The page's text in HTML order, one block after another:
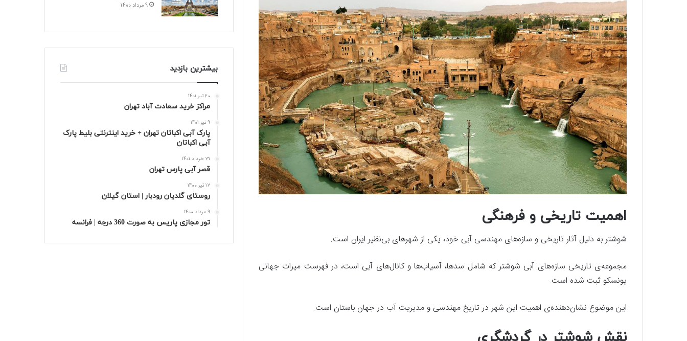
اهمیت تاریخی و فرهنگی
شوشتر به دلیل آثار تاریخی و سازه‌های مهندسی آبی خود، یکی از شهرهای بی‌نظیر ایران است.
مجموعه‌ی تاریخی سازه‌های آبی شوشتر که شامل سدها، آسیاب‌ها و کانال‌های آبی است، در فهرست میراث جهانی
یونسکو ثبت شده است.
این موضوع نشان‌دهنده‌ی اهمیت این شهر در تاریخ مهندسی و مدیریت آب در جهان باستان است.
9 مرداد 1400
بیشترین بازدید
20 تیر 1401
مراکز خرید سعادت‌ آباد تهران
9 تیر 1401
پارک آبی اکباتان تهران + خرید اینترنتی بلیط پارک
آبی اکباتان
31 خرداد 1401
قصر آبی پارس تهران
17 تیر 1400
روستای گلدیان رودبار | استان گیلان
9 مرداد 1400
تور مجازی پاریس به صورت 360 درجه | فرانسه